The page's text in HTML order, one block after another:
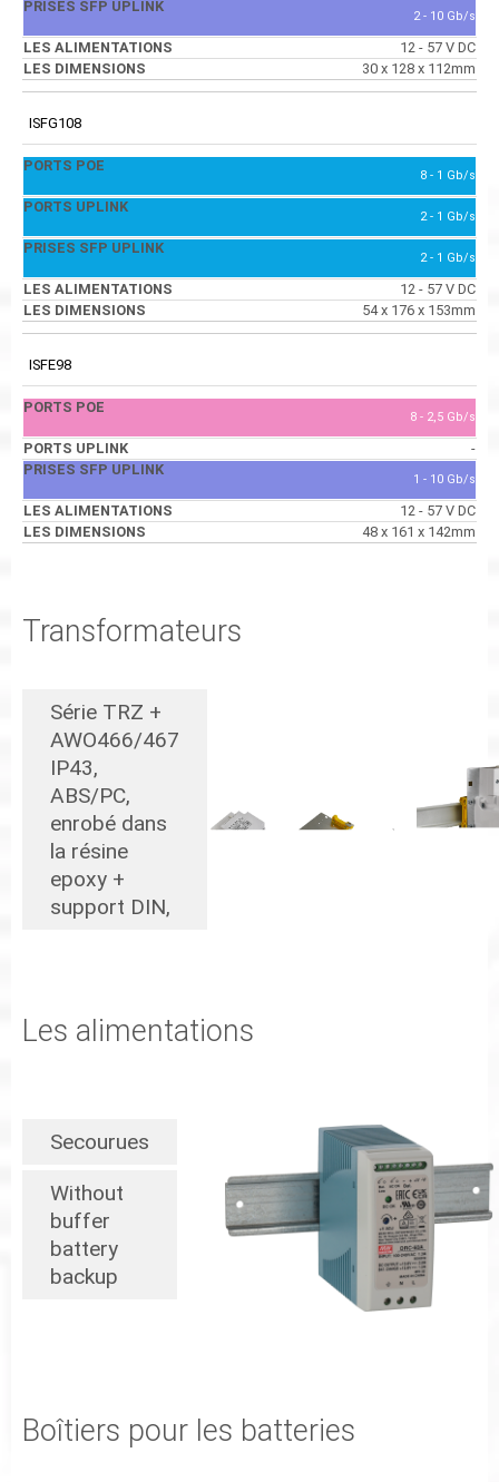
2 - 10 Gb/s
12 - 57 V DC
30 x 128 x 112mm
ISFG108
8 - 1 Gb/s
2 - 1 Gb/s
2 - 1 Gb/s
12 - 57 V DC
54 x 176 x 153mm
ISFE98
8 - 2,5 Gb/s
-
1 - 10 Gb/s
12 - 57 V DC
48 x 161 x 142mm
Transformateurs
Série TRZ +
AWO466/467
IP43,
ABS/PC,
enrobé dans
la résine
epoxy +
support DIN,
Les alimentations
Secourues
Without
buffer
battery
backup
Boîtiers pour les batteries